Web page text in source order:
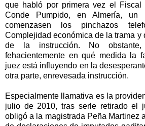
que habló por primera vez el Fiscal
Conde Pumpido, en Almería,
comenzasen los pinchazos
Complejidad económica de la trama y
de la instrucción. No obstante,
fehacientemente en qué medida la
juez está influyendo en la
otra parte, enrevesada instrucción.
Especialmente llamativa es la
julio de 2010, tras serle retirado el
obligó a la magistrada Peña Martinez